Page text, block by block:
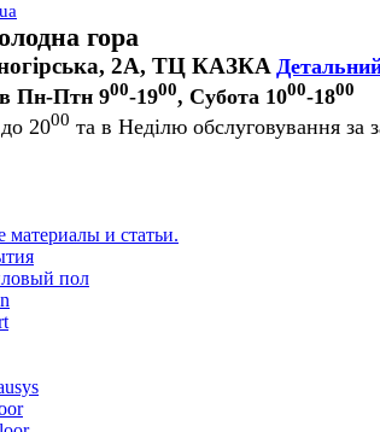
гора
2А, ТЦ КАЗКА
Пн-Птн 900-1900, Субота 1000-1800
до 2000 та в Неділю обслуговування за
и статьи.
пол